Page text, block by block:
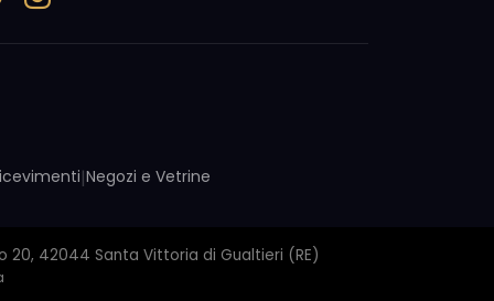
|Negozi e Vetrine
20, 42044 Santa Vittoria di Gualtieri (RE)